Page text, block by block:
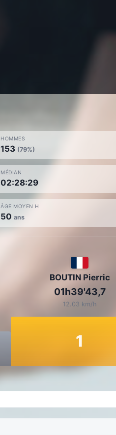
HOMMES
153 (79%)
MÉDIAN
02:28:29
ÂGE MOYEN H
50 ans
BOUTIN Pierric
01h39'43,7
12.03 km/h
1